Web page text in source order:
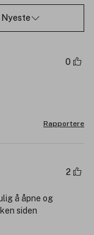
Nyeste
0
Rapportere
2
å åpne og
siden